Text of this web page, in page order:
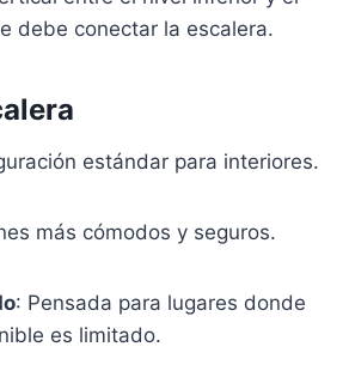
debe conectar la escalera.
estándar para interiores.
más cómodos y seguros.
: Pensada para lugares donde
es limitado.